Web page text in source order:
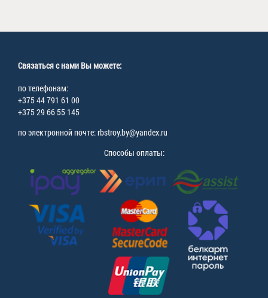
Связаться с нами Вы можете:
по телефонам:
+375 44 791 61 00
+375 29 66 55 145
по электронной почте: rbstroy.by@yandex.ru
Способы оплаты: